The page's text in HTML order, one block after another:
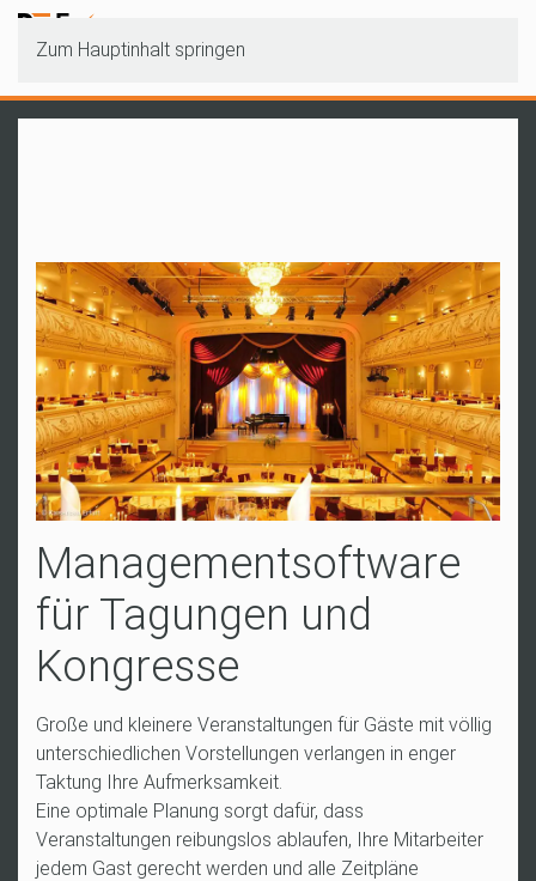
Zum Hauptinhalt springen
Managementsoftware
für Tagungen und
Kongresse
Große und kleinere Veranstaltungen für Gäste mit völlig
unterschiedlichen Vorstellungen verlangen in enger
Taktung Ihre Aufmerksamkeit.
Eine optimale Planung sorgt dafür, dass
Veranstaltungen reibungslos ablaufen, Ihre Mitarbeiter
jedem Gast gerecht werden und alle Zeitpläne